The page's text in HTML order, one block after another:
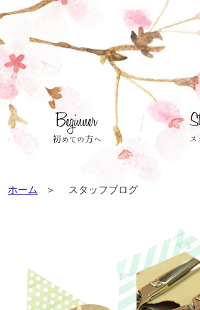
ホーム スタッフブログ